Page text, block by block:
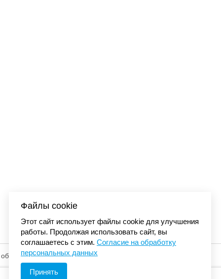
© «Элемент». 2013-2026 Все права защищены.
Файлы cookie
Этот сайт использует файлы cookie для улучшения
работы. Продолжая использовать сайт, вы
соглашаетесь с этим. Согласие на обработку
персональных данных
Принять